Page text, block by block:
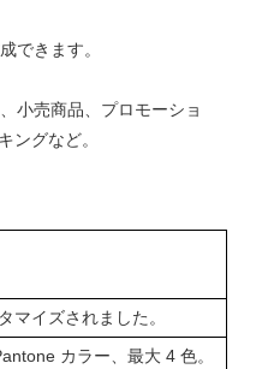
できます。
小売商品、プロモーショ
ングなど。
マイズされました。
カラー、最大 4 色。